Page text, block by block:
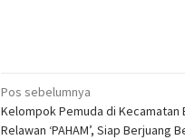
Navigasi
pos
Pos sebelumnya
Kelompok Pemuda di Kecamatan
Relawan ‘PAHAM’, Siap Berjuang